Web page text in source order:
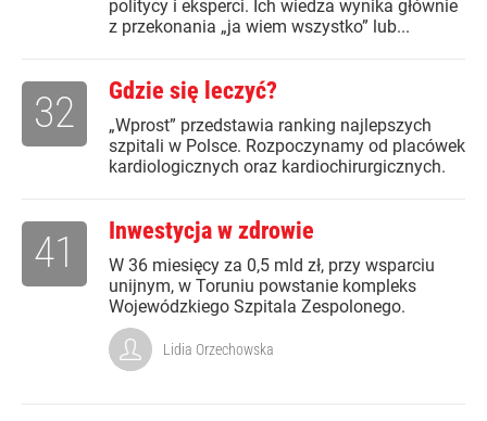
politycy i eksperci. Ich wiedza wynika głównie
z przekonania „ja wiem wszystko” lub...
Gdzie się leczyć?
„Wprost” przedstawia ranking najlepszych
szpitali w Polsce. Rozpoczynamy od placówek
kardiologicznych oraz kardiochirurgicznych.
32
Inwestycja w zdrowie
W 36 miesięcy za 0,5 mld zł, przy wsparciu
unijnym, w Toruniu powstanie kompleks
Wojewódzkiego Szpitala Zespolonego.
41
Lidia Orzechowska